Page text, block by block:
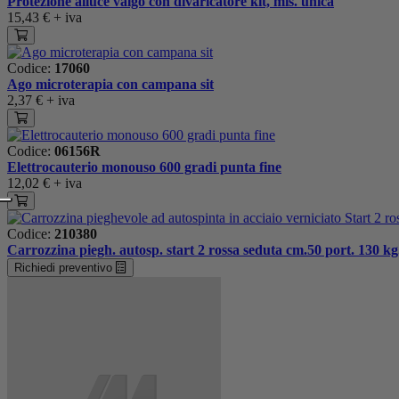
15,43 € + iva
Codice: 17060
Ago microterapia con campana sit
2,37 € + iva
Codice: 06156R
Elettrocauterio monouso 600 gradi punta fine
12,02 € + iva
Codice: 210380
Carrozzina piegh. autosp. start 2 rossa seduta cm.50 port. 130
Richiedi preventivo